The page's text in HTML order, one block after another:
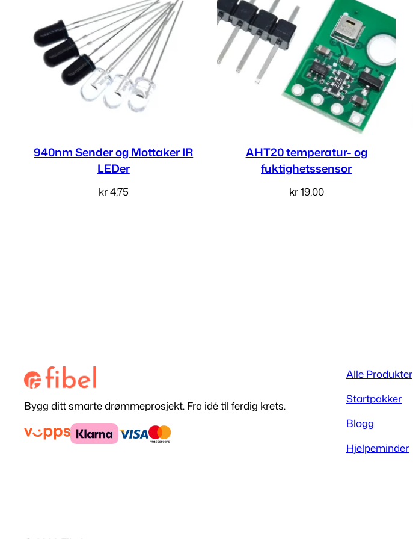
940nm Sender og Mottaker IR
LEDer
kr4,75
AHT20 temperatur- og
fuktighetssensor
kr19,00
Bygg ditt smarte drømmeprosjekt. Fra idé til ferdig krets.
Alle Produkter
Startpakker
Blogg
Hjelpeminder